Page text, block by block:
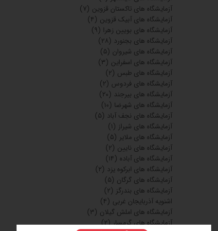
آزمایشگاه های تاکستان قزوین (۷)
آزمایشگاه های آبیک قزوین (۴)
آزمایشگاه های بویین زهرا (۹)
آزمایشگاه های بجنورد (۲۸)
آزمایشگاه های شیروان (۵)
آزمایشگاه های اسفراین (۳)
آزمایشگاه های طبس (۲)
آزمایشگاه های فردوس (۲)
آزمایشگاه های بیرجند (۲۰)
آزمایشگاه های شهرضا (۱۰)
آزمایشگاه های نجف آباد (۵)
آزمایشگاه های شیراز (۱)
آزمایشگاه های ملایر (۵)
آزمایشگاه های نایین (۲)
آزمایشگاه های آباده (۱۴)
آزمایشگاه های ابرکوه یزد (۲)
آزمایشگاه های گرگان (۵)
آزمایشگاه های بندرگز (۲)
اشنویه آذربایجان غربی (۴)
آزمایشگاه های املش گیلان (۳)
آزمایشگاه های گرمسار (۲)